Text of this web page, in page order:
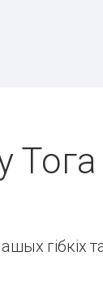
Тога
гібкіх